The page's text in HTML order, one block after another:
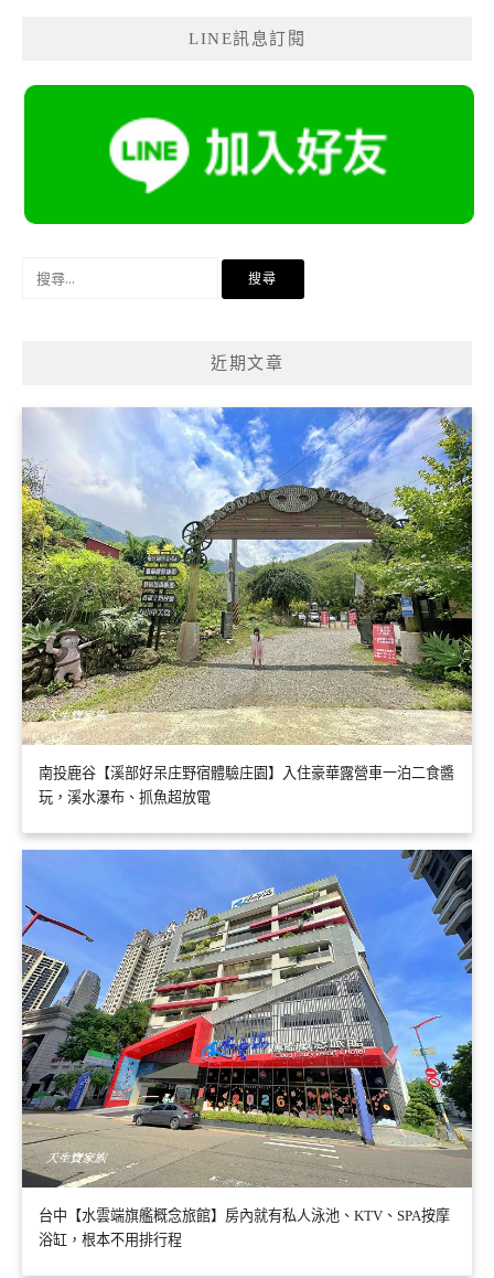
LINE訊息訂閱
近期文章
南投鹿谷【溪部好呆庄野宿體驗庄園】入住豪華露營車一泊二食醬
玩，溪水瀑布、抓魚超放電
台中【水雲端旗艦概念旅館】房內就有私人泳池、KTV、SPA按摩
浴缸，根本不用排行程